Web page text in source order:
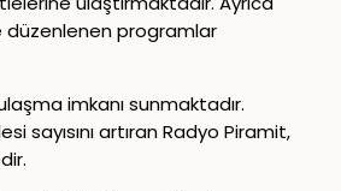
düzenlenen programlar
imkanı sunmaktadır.
sayısını artıran Radyo Piramit,